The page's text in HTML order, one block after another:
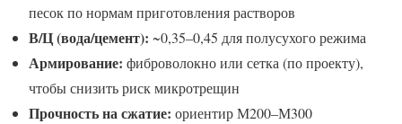
песок по нормам приготовления растворов
В/Ц (вода/цемент): ~0,35–0,45 для полусухого режима
Армирование: фиброволокно или сетка (по проекту),
чтобы снизить риск микротрещин
Прочность на сжатие: ориентир М200–М300